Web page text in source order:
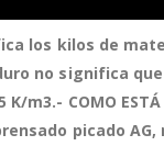
los kilos de
no significa
K/m3.- COMO
picado